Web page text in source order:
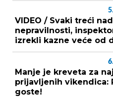
VIDEO / Svaki treći
nepravilnosti,
izrekli kazne veće od
Manje je kreveta za
prijavljenih vikendica:
goste!